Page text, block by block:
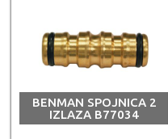
BENMAN SPOJNICA 2
IZLAZA B77034